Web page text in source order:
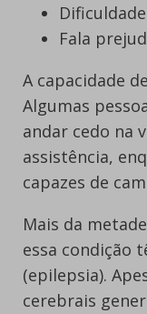
Fala
A capacidade
Algumas
andar cedo na
assistência,
capazes de
Mais da
essa condição
(epilepsia).
cerebrais